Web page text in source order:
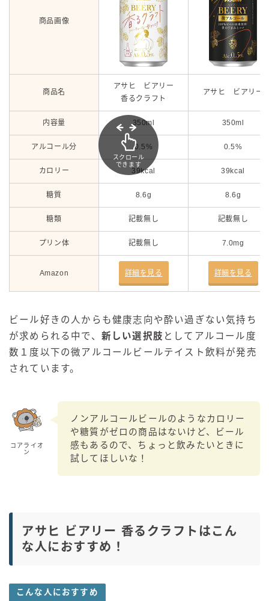
商品画像
商品名
アサヒ ビアリー
香るクラフト
アサヒ ビアリー
内容量 350ml 350ml
アルコール分 0.5% 0.5%
カロリー 39kcal 39kcal
糖質 8.6g 8.6g
糖類 記載無し 記載無し
プリン体 記載無し 7.0mg
Amazon 詳細を見る 詳細を見る
スクロール
できます
ビール好きの人からも健康志向や酔い過ぎない気持ち
が求められる中で、 新しい選択肢 としてアルコール度
数１度以下の微アルコールビールテイスト飲料が発売
されています。
コアライオ
ン
ノンアルコールビールのようなカロリー
や糖質がゼロの商品はないけど、ビール
感もあるので、ちょっと飲みたいときに
試してほしいな！
アサヒ ビアリー 香るクラフトはこん
な人におすすめ！
こんな人におすすめ